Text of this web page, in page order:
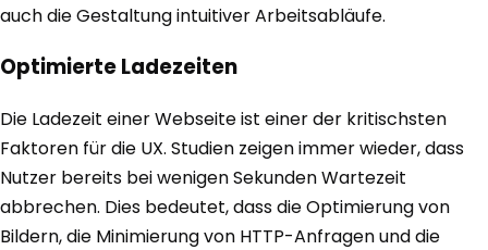
auch die Gestaltung intuitiver Arbeitsabläufe.
Optimierte Ladezeiten
Die Ladezeit einer Webseite ist einer der kritischsten
Faktoren für die UX. Studien zeigen immer wieder, dass
Nutzer bereits bei wenigen Sekunden Wartezeit
abbrechen. Dies bedeutet, dass die Optimierung von
Bildern, die Minimierung von HTTP-Anfragen und die